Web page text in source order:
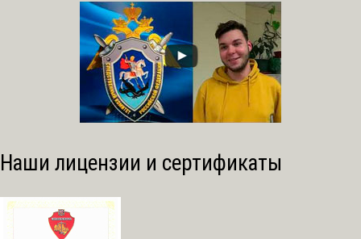
Наши лицензии и сертификаты